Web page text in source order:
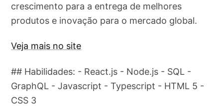
crescimento para a entrega de melhores
produtos e inovação para o mercado global.
Veja mais no site
## Habilidades: - React.js - Node.js - SQL -
GraphQL - Javascript - Typescript - HTML 5 -
CSS 3